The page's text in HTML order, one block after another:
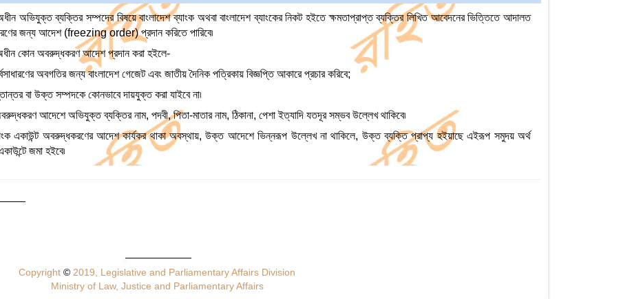
অভিযুক্ত ব্যক্তির সম্পদের বিষয়ে বাংলাদেশ ব্যাংক অথবা বাংলাদেশ ব্যাংকের নিকট হইতে ক্ষমতাপ্রাপ্ত ব্যক্তির লিখিত আবেদনের ভিত্তিতে আদালত
জন্য আদেশ (freezing order) প্রদান করিতে পারিবে৷
কোন অবরুদ্ধকরণ আদেশ প্রদান করা হইলে-
অবগতির জন্য বাংলাদেশ গেজেট এবং জাতীয় দৈনিক পত্রিকায় বিজ্ঞপ্তি আকারে প্রচার করিবে;
বা উক্ত সম্পদকে কোনভাবে দায়যুক্ত করা যাইবে না৷
আদেশে অভিযুক্ত ব্যক্তির নাম, পদবী, পিতা-মাতার নাম, ঠিকানা, পেশা ইত্যাদি যতদূর সম্ভব উল্লেখ থাকিবে৷
একাউন্ট অবরুদ্ধকরণের আদেশ কার্যকর থাকা অবস্থায়, উক্ত আদেশে ভিন্নরূপ উল্লেখ না থাকিলে, উক্ত ব্যক্তি প্রাপ্য হইয়াছে এইরূপ সমুদয় অর্থ
জমা হইবে৷
Copyright© 2019, Legislative and Parliamentary Affairs Division
Ministry of Law, Justice and Parliamentary Affairs